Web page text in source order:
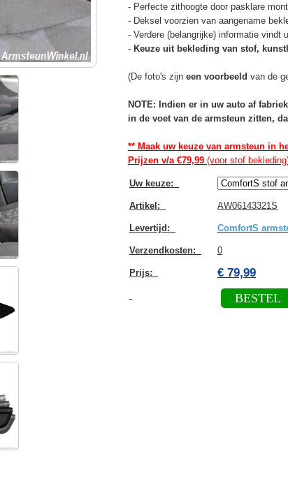
- Perfecte zithoogte door pasklare
- Deksel voorzien van aangename
- Verdere (belangrijke) informatie vindt u
- Keuze uit bekleding van stof,
(De foto's zijn een voorbeeld van de
NOTE: Indien er in uw auto af
in de voet van de armsteun zitten,
** Maak uw keuze van armsteun in
Prijzen v/a €79,99(voor stof
Uw keuze:
Artikel : AW06143321S
Levertijd : ComfortS
Verzendkosten: 0
Prijs: € 79,99
BESTEL